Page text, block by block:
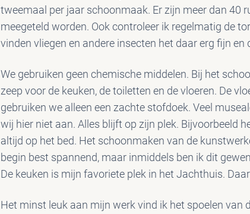
tweemaal per jaar schoonmaak. Er zijn meer dan
meegeteld worden. Ook controleer ik regelmatig de
vinden vliegen en andere insecten het daar erg fijn
We gebruiken geen chemische middelen. Bij het
zeep voor de keuken, de toiletten en de vloeren. De
gebruiken we alleen een zachte stofdoek. Veel
wij hier niet aan. Alles blijft op zijn plek. Bijvoorbeeld
altijd op het bed. Het schoonmaken van de
begin best spannend, maar inmiddels ben ik dit
De keuken is mijn favoriete plek in het Jachthuis.
Het minst leuk aan mijn werk vind ik het spoelen